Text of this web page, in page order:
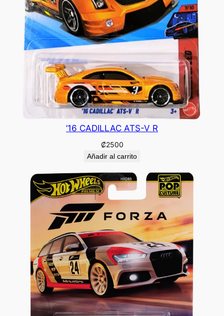
’16 CADILLAC ATS-V R
₡2500
Añadir al carrito